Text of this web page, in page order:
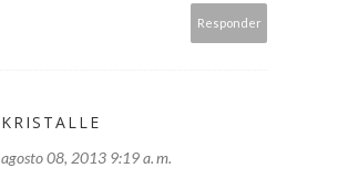
Responder
KRISTALLE
agosto 08, 2013 9:19 a. m.